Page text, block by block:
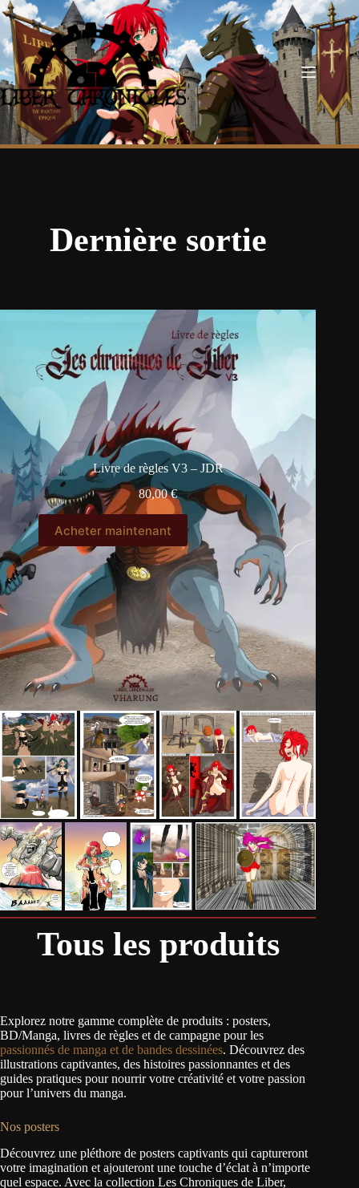
Passer
au
contenu
Dernière sortie
Livre de règles V3 – JDR
80,00€
Acheter maintenant
Tous les produits
Explorez notre gamme complète de produits : posters,
BD/Manga, livres de règles et de campagne pour les
passionnés de manga et de bandes dessinées. Découvrez des
illustrations captivantes, des histoires passionnantes et des
guides pratiques pour nourrir votre créativité et votre passion
pour l’univers du manga.
Nos posters
Découvrez une pléthore de posters captivants qui captureront
votre imagination et ajouteront une touche d’éclat à n’importe
quel espace. Avec la collection Les Chroniques de Liber,